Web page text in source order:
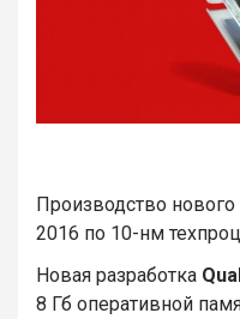
Производство нового
2016 по 10-нм
Новая разработка
8 Гб оперативной